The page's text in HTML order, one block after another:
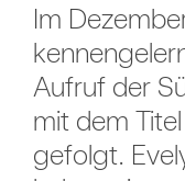
Im
Aufruf der
mit dem
gefolgt.